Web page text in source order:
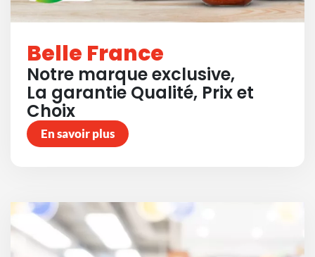
Belle France
Notre marque exclusive,
La garantie Qualité, Prix et
Choix
En savoir plus